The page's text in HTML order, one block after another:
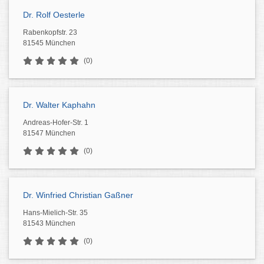
Dr. Rolf Oesterle
Rabenkopfstr. 23
81545 München
(0)
Dr. Walter Kaphahn
Andreas-Hofer-Str. 1
81547 München
(0)
Dr. Winfried Christian Gaßner
Hans-Mielich-Str. 35
81543 München
(0)